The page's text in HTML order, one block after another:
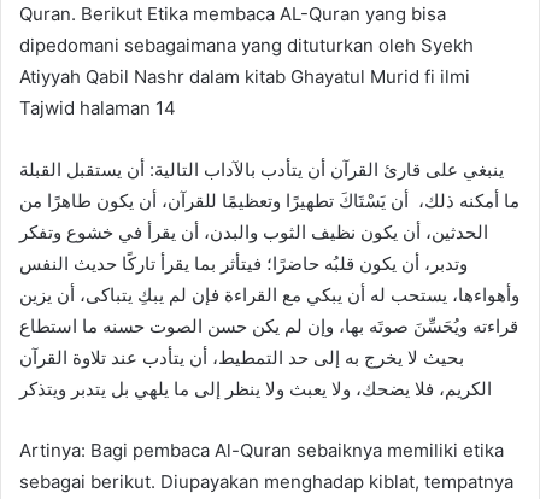
Quran. Berikut Etika membaca AL-Quran yang bisa
dipedomani sebagaimana yang dituturkan oleh Syekh
Atiyyah Qabil Nashr dalam kitab Ghayatul Murid fi ilmi
Tajwid halaman 14
ينبغي على قارئ القرآن أن يتأدب بالآداب التالية: أن يستقبل القبلة
ما أمكنه ذلك، أن يَسْتَاكَ تطهيرًا وتعظيمًا للقرآن، أن يكون طاهرًا من
الحدثين، أن يكون نظيف الثوب والبدن، أن يقرأ في خشوع وتفكر
وتدبر، أن يكون قلبُه حاضرًا؛ فيتأثر بما يقرأ تاركًا حديث النفس
وأهواءها، يستحب له أن يبكي مع القراءة فإن لم يبكِ يتباكى، أن يزين
قراءته ويُحَسِّنَ صوتَه بها، وإن لم يكن حسن الصوت حسنه ما استطاع
بحيث لا يخرج به إلى حد التمطيط، أن يتأدب عند تلاوة القرآن
الكريم، فلا يضحك، ولا يعبث ولا ينظر إلى ما يلهي بل يتدبر ويتذكر
Artinya: Bagi pembaca Al-Quran sebaiknya memiliki etika
sebagai berikut. Diupayakan menghadap kiblat, tempatnya